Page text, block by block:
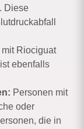
Diese
Riociguat
ebenfalls
Personen mit
oder
die in